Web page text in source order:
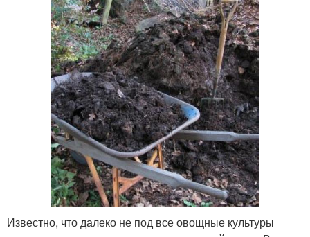
Известно, что далеко не под все овощные культуры